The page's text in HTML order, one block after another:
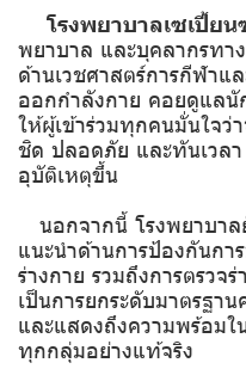
โรงพยาบาลเซเปี้ยน
พยาบาล และบุคลากรทา
ด้านเวชศาสตร์การกีฬาแ
ออกกำลังกาย คอยดูแล
ให้ผู้เข้าร่วมทุกคนมั่นใจว่
ชิด ปลอดภัย และทันเวลา
อุบัติเหตุขึ้น
นอกจากนี้ โรงพยาบาล
แนะนำด้านการป้องกันก
ร่างกาย รวมถึงการตรวจ
เป็นการยกระดับมาตรฐา
และแสดงถึงความพร้อม
ทุกกลุ่มอย่างแท้จริง